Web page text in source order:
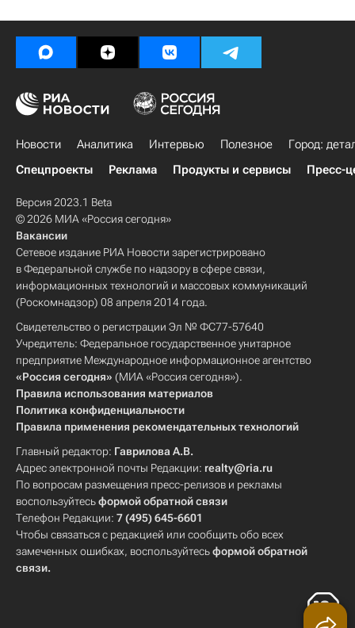
Новости Аналитика Интервью Полезное
Город:
Спецпроекты
Реклама Продукты и сервисы Пресс-
Версия 2023.1 Beta
© 2026 МИА «Россия сегодня»
Вакансии
Сетевое издание РИА Новости зарегистрировано
в Федеральной службе по надзору в сфере связи,
информационных технологий и массовых коммуникаций
(Роскомнадзор) 08 апреля 2014 года.
Свидетельство о регистрации Эл № ФС77-57640
Учредитель: Федеральное государственное унитарное
предприятие Международное информационное агентство
«Россия сегодня» (МИА «Россия сегодня»).
Правила использования материалов
Политика конфиденциальности
Правила применения рекомендательных технологий
Главный редактор: Гаврилова А.В.
Адрес электронной почты Редакции: realty@ria.ru
По вопросам размещения пресс-релизов и рекламы
воспользуйтесьформой обратной связи
Телефон Редакции: 7 (495) 645-6601
Чтобы связаться с редакцией или сообщить обо всех
замеченных ошибках, воспользуйтесьформой обратной
связи.